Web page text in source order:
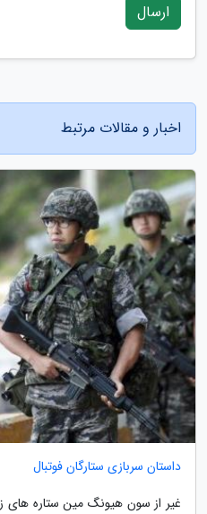
ارسال
اخبار و مقالات مرتبط
داستان سربازی ستارگان فوتبال
غیر از سون هیونگ مین ستاره های